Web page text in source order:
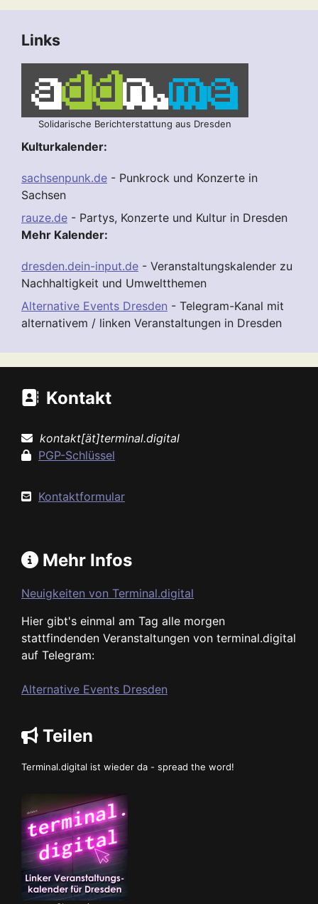
Links
Solidarische Berichterstattung aus Dresden
Kulturkalender:
sachsenpunk.de - Punkrock und Konzerte in
Sachsen
rauze.de - Partys, Konzerte und Kultur in Dresden
Mehr Kalender:
dresden.dein-input.de - Veranstaltungskalender zu
Nachhaltigkeit und Umweltthemen
Alternative Events Dresden - Telegram-Kanal mit
alternativem / linken Veranstaltungen in Dresden
Kontakt
kontakt[ät]terminal.digital
PGP-Schlüssel
Kontaktformular
Mehr Infos
Neuigkeiten von Terminal.digital
Hier gibt's einmal am Tag alle morgen
stattfindenden Veranstaltungen von terminal.digital
auf Telegram:
Alternative Events Dresden
Teilen
Terminal.digital ist wieder da - spread the word!